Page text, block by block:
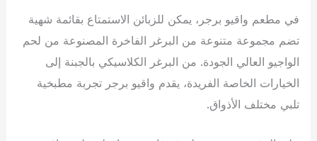
في مطعم واقيو برجر، يمكن للزبائن الاستمتاع بقائمة شهية
تضم مجموعة متنوعة من البرغر الفاخرة المصنوعة من لحم
الواجيو العالي الجودة. من البرغر الكلاسيكي بالجبنة إلى
الخيارات الخاصة الفريدة، يقدم واقيو برجر تجربة مطبخية
تلبي مختلف الأذواق.